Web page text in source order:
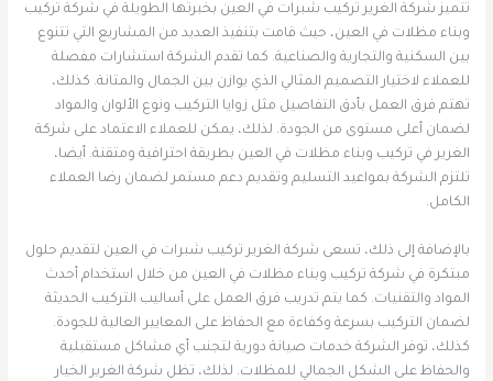
تتميز شركة الغرير تركيب شبرات في العين بخبرتها الطويلة في شركة تركيب
وبناء مظلات في العين، حيث قامت بتنفيذ العديد من المشاريع التي تتنوع
بين السكنية والتجارية والصناعية. كما تقدم الشركة استشارات مفصلة
للعملاء لاختيار التصميم المثالي الذي يوازن بين الجمال والمتانة. كذلك،
تهتم فرق العمل بأدق التفاصيل مثل زوايا التركيب ونوع الألوان والمواد
لضمان أعلى مستوى من الجودة. لذلك، يمكن للعملاء الاعتماد على شركة
الغرير في تركيب وبناء مظلات في العين بطريقة احترافية ومتقنة. أيضا،
تلتزم الشركة بمواعيد التسليم وتقديم دعم مستمر لضمان رضا العملاء
الكامل.
بالإضافة إلى ذلك، تسعى شركة الغرير تركيب شبرات في العين لتقديم حلول
مبتكرة في شركة تركيب وبناء مظلات في العين من خلال استخدام أحدث
المواد والتقنيات. كما يتم تدريب فرق العمل على أساليب التركيب الحديثة
لضمان التركيب بسرعة وكفاءة مع الحفاظ على المعايير العالية للجودة.
كذلك، توفر الشركة خدمات صيانة دورية لتجنب أي مشاكل مستقبلية
والحفاظ على الشكل الجمالي للمظلات. لذلك، تظل شركة الغرير الخيار